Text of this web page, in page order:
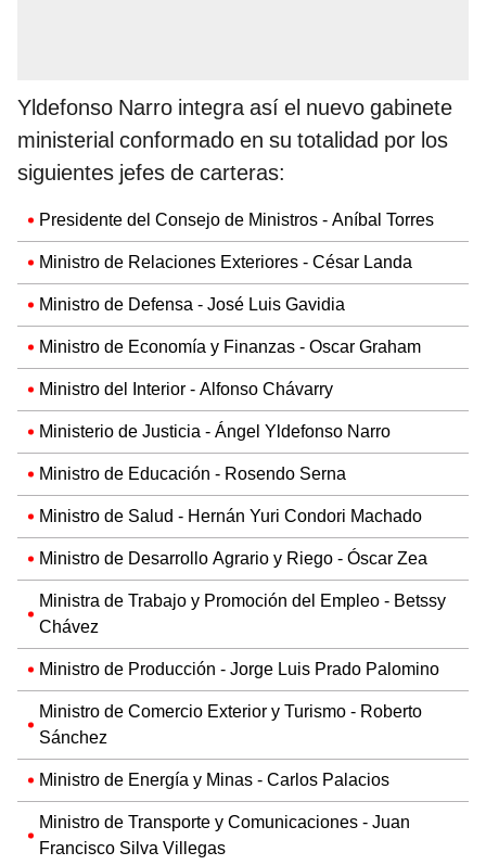
Yldefonso Narro integra así el nuevo gabinete
ministerial conformado en su totalidad por los
siguientes jefes de carteras:
Presidente del Consejo de Ministros - Aníbal Torres
Ministro de Relaciones Exteriores - César Landa
Ministro de Defensa - José Luis Gavidia
Ministro de Economía y Finanzas - Oscar Graham
Ministro del Interior - Alfonso Chávarry
Ministerio de Justicia - Ángel Yldefonso Narro
Ministro de Educación - Rosendo Serna
Ministro de Salud - Hernán Yuri Condori Machado
Ministro de Desarrollo Agrario y Riego - Óscar Zea
Ministra de Trabajo y Promoción del Empleo - Betssy
Chávez
Ministro de Producción - Jorge Luis Prado Palomino
Ministro de Comercio Exterior y Turismo - Roberto
Sánchez
Ministro de Energía y Minas - Carlos Palacios
Ministro de Transporte y Comunicaciones - Juan
Francisco Silva Villegas